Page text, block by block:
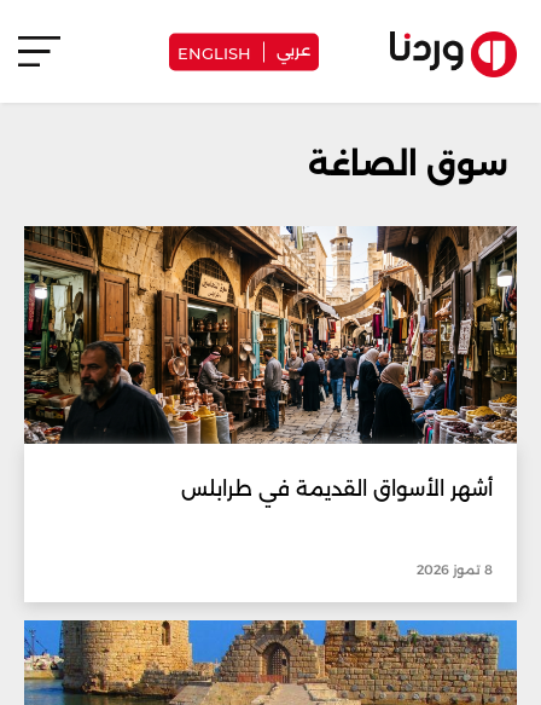
عربي ENGLISH
سوق الصاغة
أشهر الأسواق القديمة في طرابلس
8 تموز 2026